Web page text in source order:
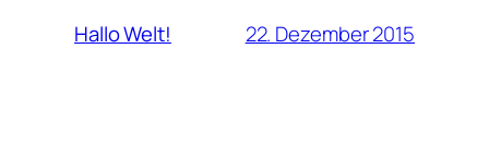
Hallo Welt! 22. Dezember 2015